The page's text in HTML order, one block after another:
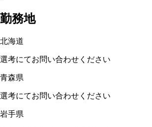
勤務地
北海道
選考にてお問い合わせください
青森県
選考にてお問い合わせください
岩手県